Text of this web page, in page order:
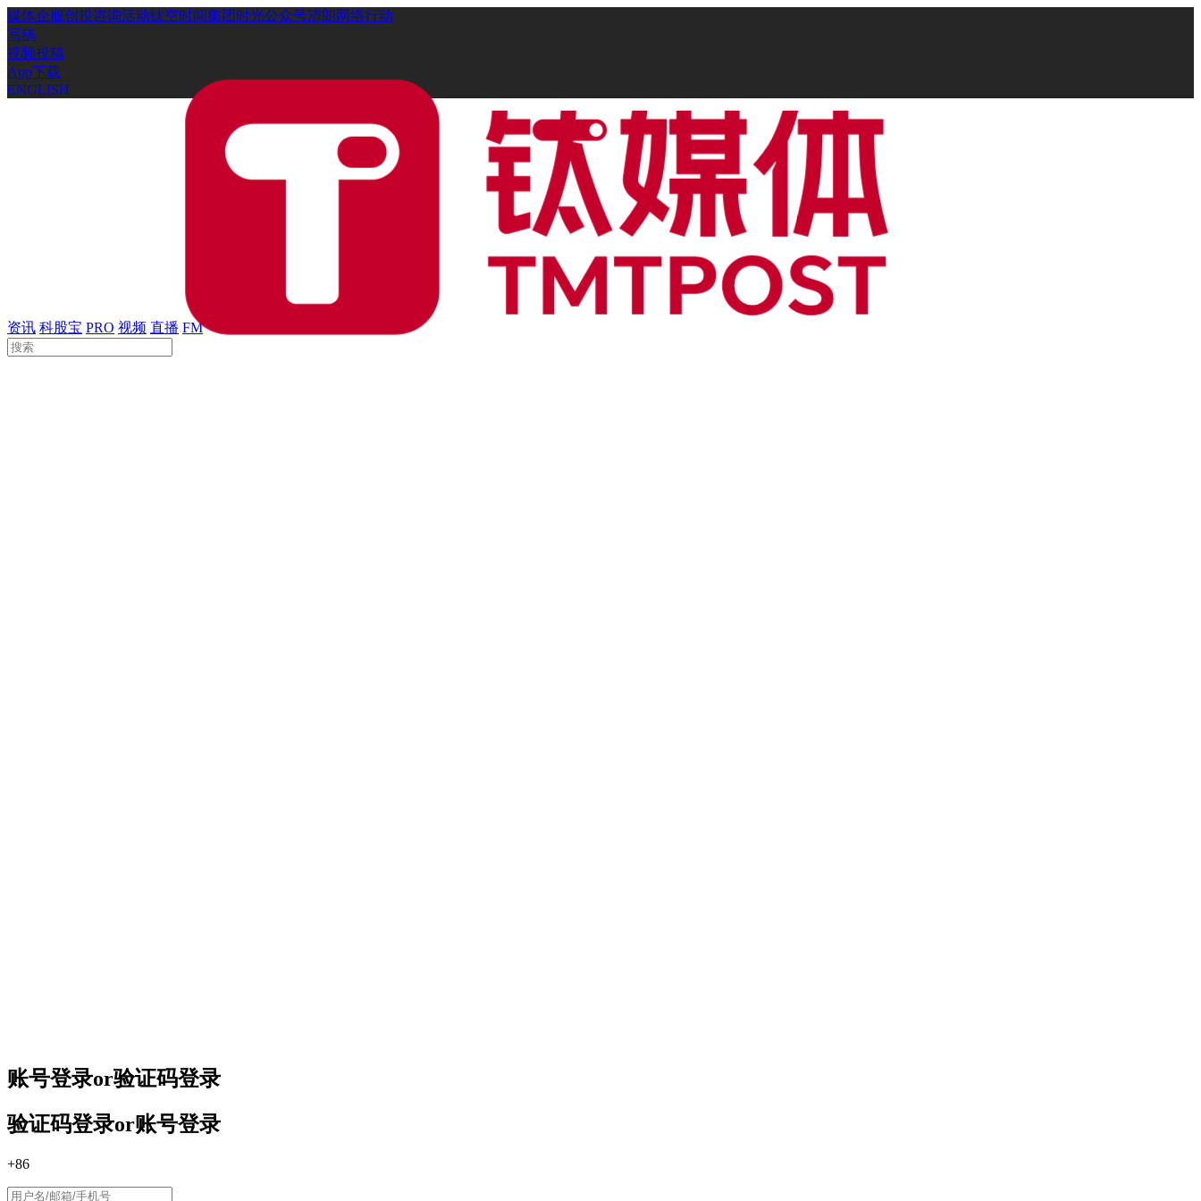
媒体企服创投咨询活动钛空时间集团时光公众号清朗网络行动
写稿
视频投稿
App下载
ENGLISH
资讯 科股宝 PRO 视频 直播 FM
账号登录or验证码登录
验证码登录or账号登录
+86